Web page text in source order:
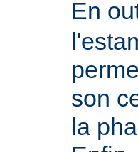
En
son
la